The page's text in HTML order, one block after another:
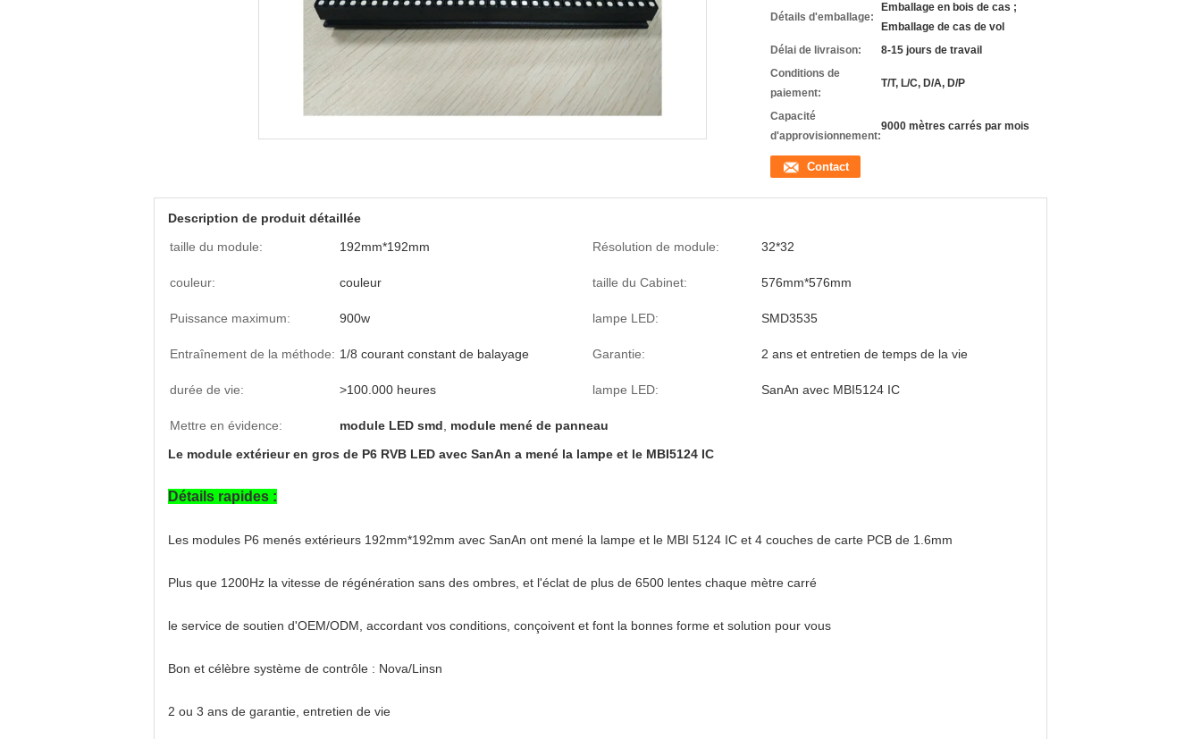
Détails d'emballage:
Emballage en bois de cas ;
Emballage de cas de vol
Délai de livraison:
8-15 jours de travail
Conditions de
paiement:
T/T, L/C, D/A, D/P
Capacité
d'approvisionnement:
9000 mètres carrés par mois
Contact
Description de produit détaillée
taille du module:
192mm*192mm Résolution de module: 32*32
couleur: couleur taille du Cabinet: 576mm*576mm
Puissance maximum: 900w lampe LED: SMD3535
Entraînement de la méthode: 1/8 courant constant de balayage Garantie: 2 ans et entretien de temps de la vie
durée de vie: >100.000 heures lampe LED: SanAn avec MBI5124 IC
Mettre en évidence: module LED smd
module mené de panneau
Le module extérieur en gros de P6 RVB LED avec SanAn a mené la lampe et le MBI5124 IC
Détails rapides :
Les modules P6 menés extérieurs 192mm*192mm avec SanAn ont mené la lampe et le MBI 5124 IC et 4 couches de carte PCB de 1.6mm
Plus que 1200Hz la vitesse de régénération sans des ombres, et l'éclat de plus de 6500 lentes chaque mètre carré
le service de soutien d'OEM/ODM, accordant vos conditions, conçoivent et font la bonnes forme et solution pour vous
Bon et célèbre système de contrôle : Nova/Linsn
2 ou 3 ans de garantie, entretien de vie